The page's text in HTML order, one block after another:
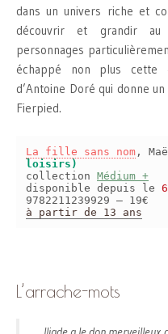
dans un univers riche et
découvrir et grandir au
personnages
échappé non plus cette
d’Antoine Doré qui donne
Fierpied.
La fille sans nom ,
loisirs)
collection Médium +
disponible depuis le
9782211239929 – 19€
à partir de 13 ans
L’arrache-mots